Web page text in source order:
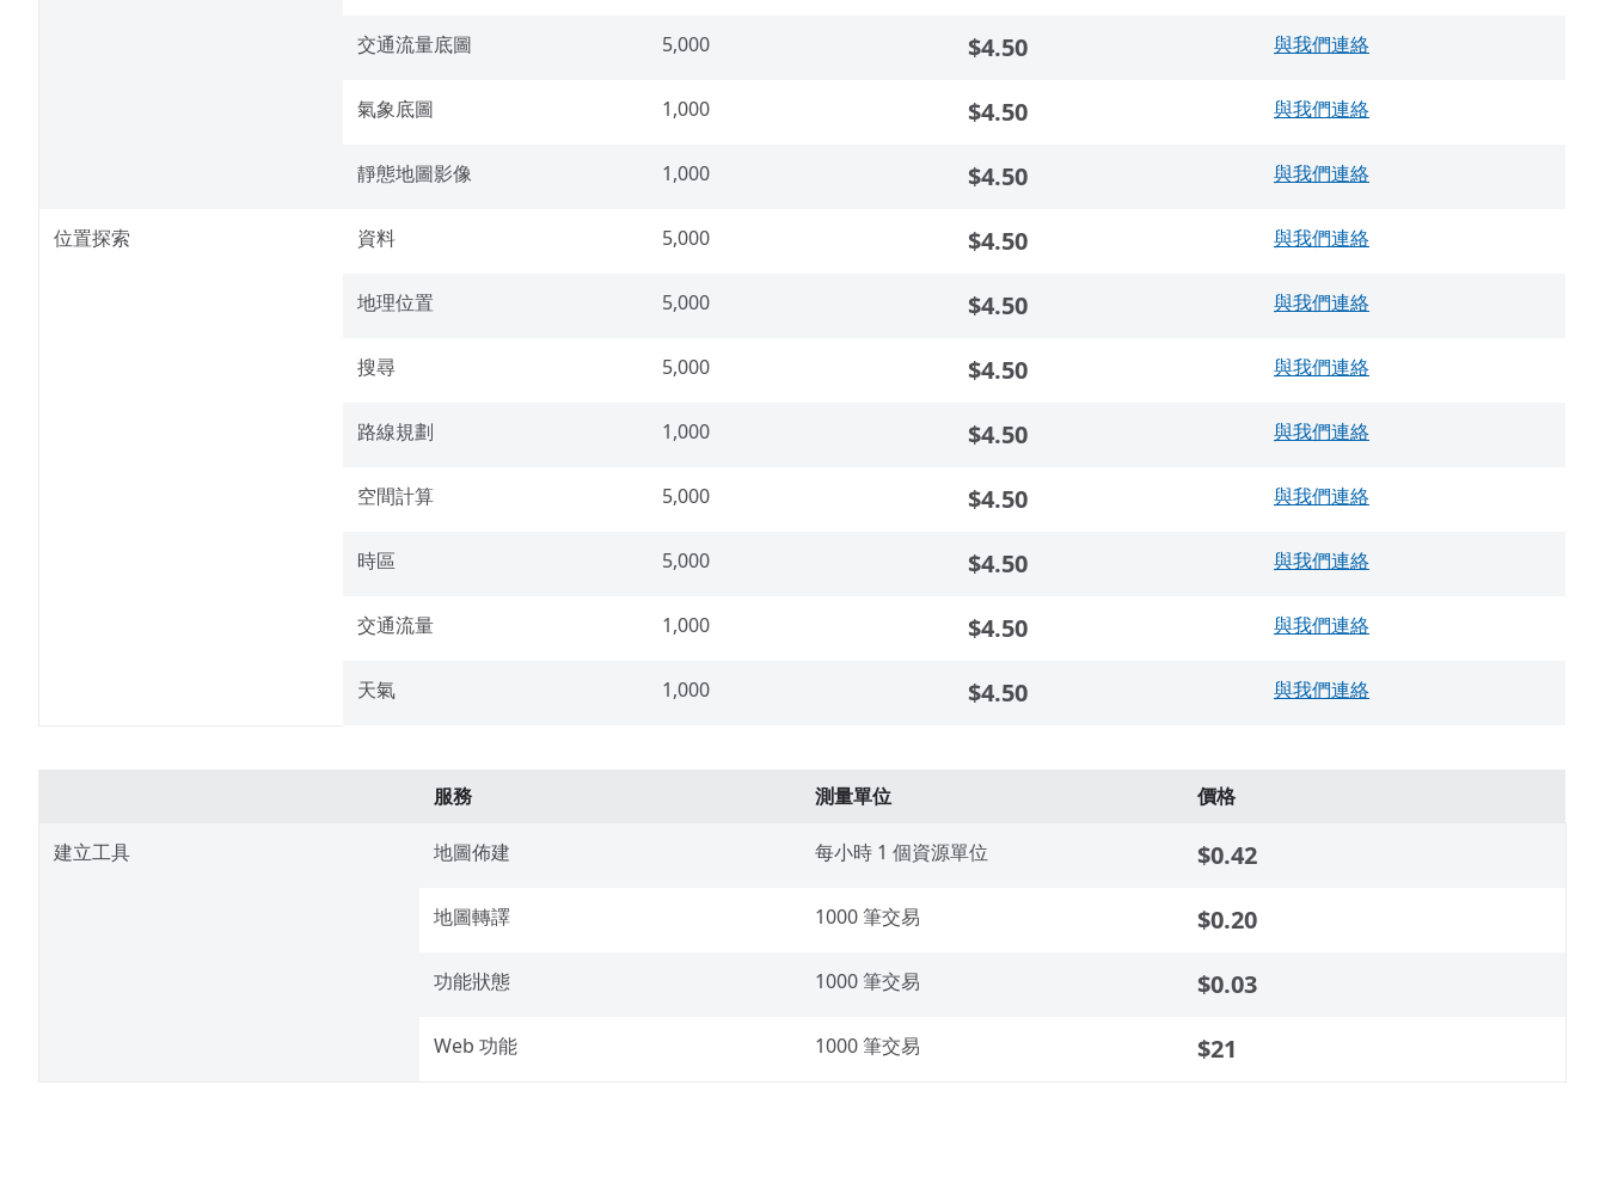
交通流量底圖​ 5,000 $4.50 與我們連絡
氣象底圖​ 1,000 $4.50 與我們連絡
靜態地圖影像​ 1,000 $4.50 與我們連絡
位置探索 資料 5,000 $4.50 與我們連絡
地理位置 5,000 $4.50 與我們連絡
搜尋 5,000 $4.50 與我們連絡
路線規劃 1,000 $4.50 與我們連絡
空間計算​ 5,000 $4.50 與我們連絡
時區 5,000 $4.50 與我們連絡
交通流量 1,000 $4.50 與我們連絡
天氣 1,000 $4.50 與我們連絡
服務 測量單位 價格
建立工具 地圖佈建 每小時 1 個資源單位 $0.42
地圖轉譯 1000 筆交易 $0.20
功能狀態 1000 筆交易 $0.03
Web 功能 1000 筆交易 $21